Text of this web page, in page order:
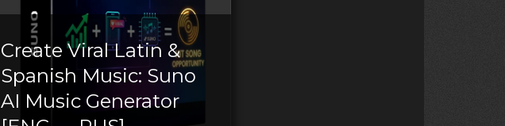
Create Viral Latin &
Spanish Music: Suno
AI Music Generator